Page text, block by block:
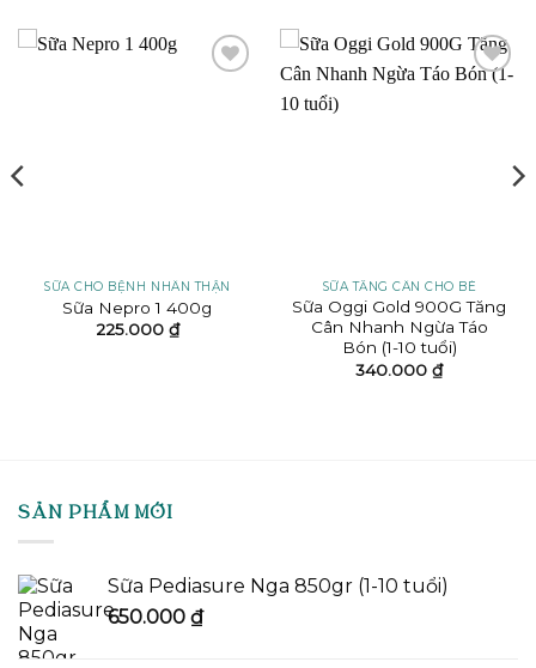
SỮA CHO BỆNH NHÂN THẬN
Sữa Nepro 1 400g
225.000 ₫
Add to
SỮA TĂNG CÂN CHO BÉ
Sữa Oggi Gold 900G Tăng
Cân Nhanh Ngừa Táo
Bón (1-10 tuổi)
340.000 ₫
SẢN PHẨM MỚI
Sữa Pediasure Nga 850gr (1-10 tuổi)
650.000 ₫